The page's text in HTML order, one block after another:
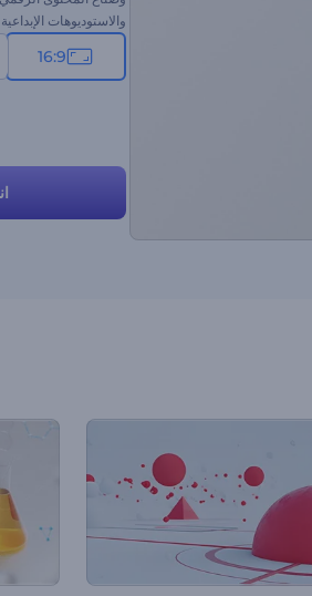
والاستوديوهات
16:9